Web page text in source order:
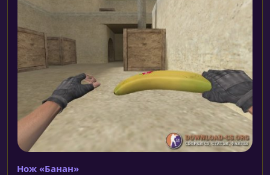
Нож «Банан»